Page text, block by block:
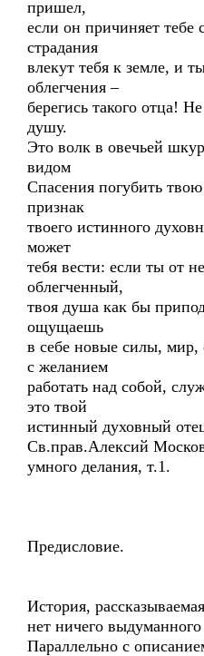
пришел,
если он причиняет тебе
страдания
влекут тебя к земле, и
облегчения –
берегись такого отца!
душу.
Это волк в овечьей
видом
Спасения погубить
признак
твоего истинного
может
тебя вести: если ты от
облегченный,
твоя душа как бы
ощущаешь
в себе новые силы, мир,
с желанием
работать над собой,
это твой
истинный духовный
Св.прав.Алексий
умного делания, т.1.
Предисловие.
История,
нет ничего
Параллельно с